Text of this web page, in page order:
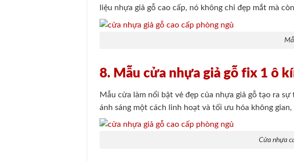
liệu nhựa giả gỗ cao cấp, nó không chỉ đẹp mắt mà
8. Mẫu cửa nhựa giả gỗ fix 1 ô
Mẫu cửa làm nổi bật vẻ đẹp của nhựa giả gỗ tạo ra
ánh sáng một cách linh hoạt và tối ưu hóa không
Cửa nhựa